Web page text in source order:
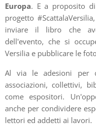
Europa. E a proposito
progetto
inviare il libro che
dell'evento, che si
Versilia e pubblicare le
Al via le adesioni per
associazioni, collettivi,
come espositori.
anche per condividere
lettori ed addetti ai lavori.